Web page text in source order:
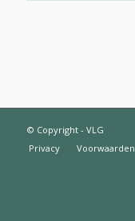
© Copyright - VLG
Privacy
Voorwaarden